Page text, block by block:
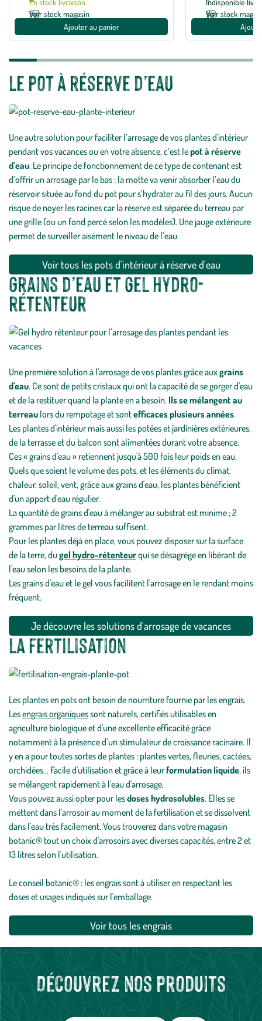
En stock livraison
Voir stock magasin
Ajouter au panier
Indisponible
Voir stock
Le pot à réserve d’eau
Une autre solution pour faciliter l’arrosage de vos plantes d'intérieur
pendant vos vacances ou en votre absence, c’est lepot à réserve
d’eau. Le principe de fonctionnement de ce type de contenant est
d’offrir un arrosage par le bas : la motte va venir absorber l’eau du
réservoir située au fond du pot pour s’hydrater au fil des jours. Aucun
risque de noyer les racines car la réserve est séparée du terreau par
une grille (ou un fond percé selon les modèles). Une jauge extérieure
permet de surveiller aisément le niveau de l’eau.
Voir tous les pots d'intérieur à réserve d'eau
Grains d’eau et gel hydro-
rétenteur
Une première solution à l'arrosage de vos plantes grâce auxgrains
d'eau. Ce sont de petits cristaux qui ont la capacité de se gorger d'eau
et de la restituer quand la plante en a besoin. Ils se mélangent au
terreau lors du rempotage et sontefficaces plusieurs années.
Les plantes d'intérieur mais aussi les potées et jardinières extérieures,
de la terrasse et du balcon sont alimentées durant votre absence.
Ces « grains d'eau » retiennent jusqu'à 500 fois leur poids en eau.
Quels que soient le volume des pots, et les éléments du climat,
chaleur, soleil, vent, grâce aux grains d'eau, les plantes bénéficient
d'un apport d'eau régulier.
La quantité de grains d'eau à mélanger au substrat est minime ; 2
grammes par litres de terreau suffisent.
Pour les plantes déjà en place, vous pouvez disposer sur la surface
de la terre, dugel hydro-rétenteurqui se désagrège en libérant de
l'eau selon les besoins de la plante.
Les grains d'eau et le gel vous facilitent l'arrosage en le rendant moins
fréquent.
Je découvre les solutions d'arrosage de vacances
La fertilisation
Les plantes en pots ont besoin de nourriture fournie par les engrais.
Lesengrais organiquessont naturels, certifiés utilisables en
agriculture biologique et d'une excellente efficacité grâce
notamment à la présence d’un stimulateur de croissance racinaire. Il
y en a pour toutes sortes de plantes : plantes vertes, fleuries, cactées,
orchidées... Facile d'utilisation et grâce à leurformulation liquide, ils
se mélangent rapidement à l'eau d'arrosage.
Vous pouvez aussi opter pour lesdoses hydrosolubles. Elles se
mettent dans l'arrosoir au moment de la fertilisation et se dissolvent
dans l'eau très facilement. Vous trouverez dans votre magasin
botanic® tout un choix d'arrosoirs avec diverses capacités, entre 2 et
13 litres selon l'utilisation.
Le conseil botanic® : les engrais sont à utiliser en respectant les
doses et usages indiqués sur l'emballage.
Voir tous les engrais
Découvrez nos produits